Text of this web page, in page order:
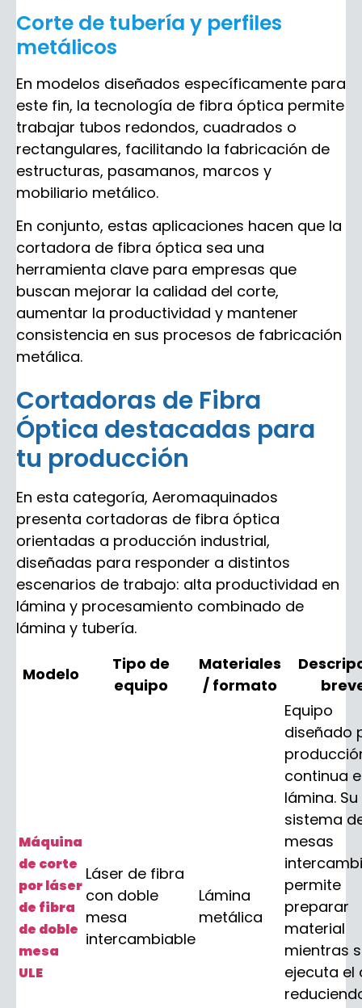
Corte de tubería y perfiles
metálicos
En modelos diseñados específicamente para
este fin, la tecnología de fibra óptica permite
trabajar tubos redondos, cuadrados o
rectangulares, facilitando la fabricación de
estructuras, pasamanos, marcos y
mobiliario metálico.
En conjunto, estas aplicaciones hacen que la
cortadora de fibra óptica sea una
herramienta clave para empresas que
buscan mejorar la calidad del corte,
aumentar la productividad y mantener
consistencia en sus procesos de fabricación
metálica.
Cortadoras de Fibra
Óptica destacadas para
tu producción
En esta categoría, Aeromaquinados
presenta cortadoras de fibra óptica
orientadas a producción industrial,
diseñadas para responder a distintos
escenarios de trabajo: alta productividad en
lámina y procesamiento combinado de
lámina y tubería.
Modelo
Tipo de
equipo
Materiales
/ formato
Máquina
de corte
por láser
de fibra
de doble
mesa
ULE
Láser de fibra
con doble
mesa
intercambiable
Lámina
metálica
Equipo
diseñado
continua
lámina. Su
sistema
mesas
permite
preparar
material
mientras
ejecuta el